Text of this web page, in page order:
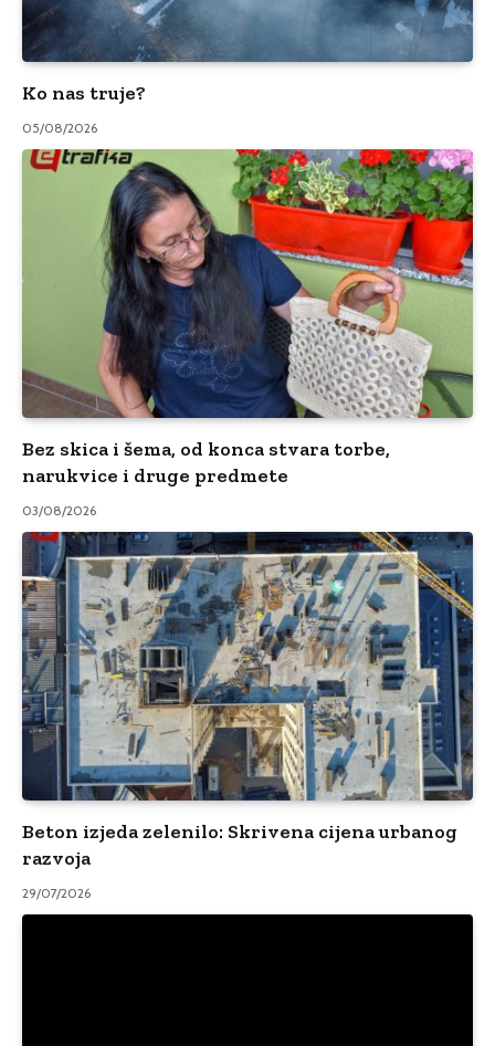
Ko nas truje?
05/08/2026
Bez skica i šema, od konca stvara torbe,
narukvice i druge predmete
03/08/2026
Beton izjeda zelenilo: Skrivena cijena urbanog
razvoja
29/07/2026